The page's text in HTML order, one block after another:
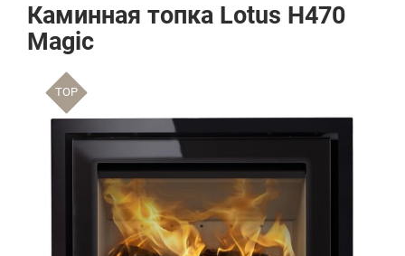
Каминная топка Lotus H470
Magic
TOP